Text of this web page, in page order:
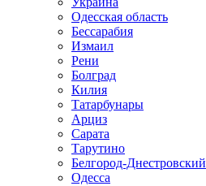
Одесская область
Бессарабия
Измаил
Рени
Болград
Килия
Татарбунары
Арциз
Сарата
Тарутино
Белгород-Днестровский
Одесса